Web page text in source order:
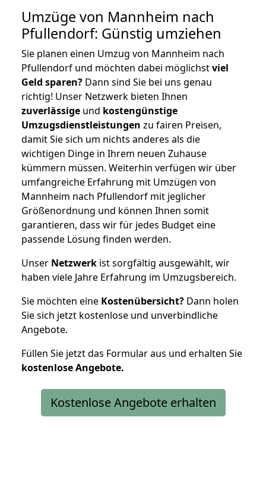
Umzüge von Mannheim nach
Pfullendorf: Günstig umziehen
Sie planen einen Umzug von Mannheim nach
Pfullendorf und möchten dabei möglichstviel
Geld sparen? Dann sind Sie bei uns genau
richtig! Unser Netzwerk bieten Ihnen
zuverlässige und kostengünstige
Umzugsdienstleistungen zu fairen Preisen,
damit Sie sich um nichts anderes als die
wichtigen Dinge in Ihrem neuen Zuhause
kümmern müssen. Weiterhin verfügen wir über
umfangreiche Erfahrung mit Umzügen von
Mannheim nach Pfullendorf mit jeglicher
Größenordnung und können Ihnen somit
garantieren, dass wir für jedes Budget eine
passende Lösung finden werden.
Unser Netzwerk ist sorgfältig ausgewählt, wir
haben viele Jahre Erfahrung im Umzugsbereich.
Sie möchten eine Kostenübersicht? Dann holen
Sie sich jetzt kostenlose und unverbindliche
Angebote.
Füllen Sie jetzt das Formular aus und erhalten Sie
kostenloseAngebote.
Kostenlose Angebote erhalten